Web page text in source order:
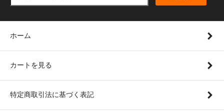
ホーム
カートを見る
特定商取引法に基づく表記